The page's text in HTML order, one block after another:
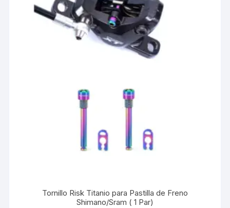
Tornillo Risk Titanio para Pastilla de Freno
Shimano/Sram ( 1 Par)